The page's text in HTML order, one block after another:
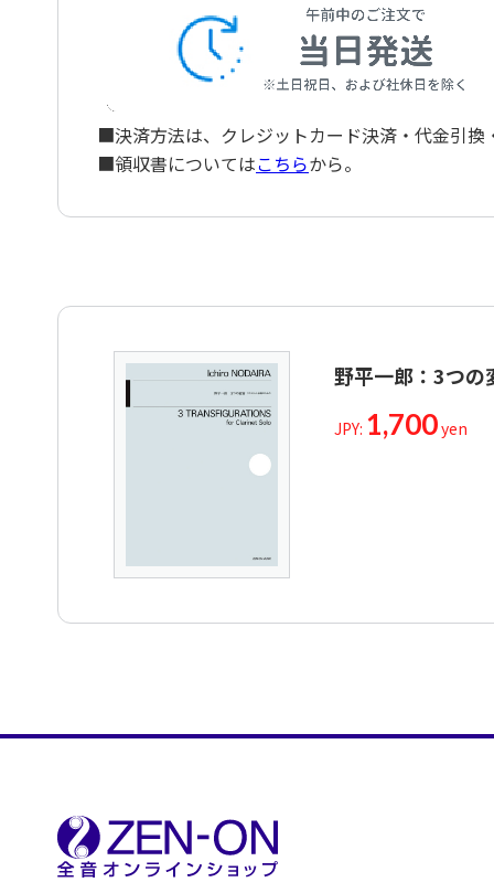
■決済方法は、クレジットカード決済・代金引
■領収書についてはこちらから。
野平一郎：3つの
JPY: 1,700yen